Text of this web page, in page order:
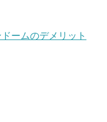
ームのデメリット